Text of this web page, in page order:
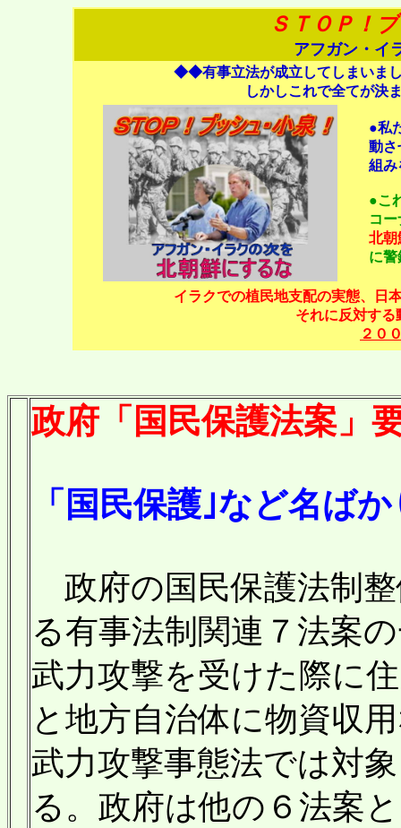
ＳＴＯＰ！
アフガン・イ
◆◆有事立法が成立してしまいま
しかしこれで全てが決
●私
動さ
組み
●こ
コ
北朝
に
イラクでの植民地支配の実態、日
それに反対する
２０
政府「国民保護法案」
「国民保護｣など名ば
政府の国民保護法制整
る有事法制関連７法案
武力攻撃を受けた際に
と地方自治体に物資収
武力攻撃事態法では対
る。政府は他の６法案